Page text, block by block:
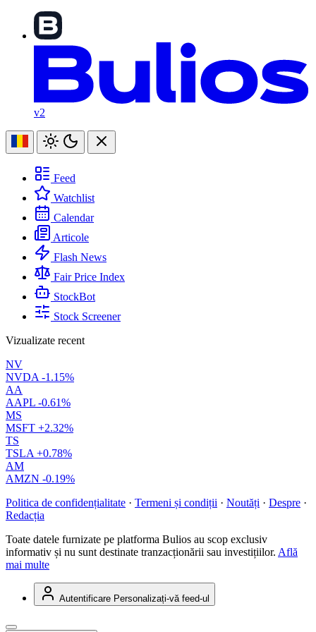
v2
Feed
Watchlist
Calendar
Articole
Flash News
Fair Price Index
StockBot
Stock Screener
Vizualizate recent
NV
NVDA -1.15%
AA
AAPL -0.61%
MS
MSFT +2.32%
TS
TSLA +0.78%
AM
AMZN -0.19%
Politica de confidențialitate · Termeni și condiții · Noutăți · Despre ·
Redacția
Toate datele furnizate pe platforma Bulios au scop exclusiv
informativ și nu sunt destinate tranzacționării sau investițiilor. Află
mai multe
Autentificare Personalizați-vă feed-ul